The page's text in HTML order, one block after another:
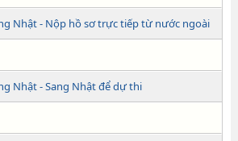
Nhật - Nộp hồ sơ trực tiếp từ nước ngoài
Nhật - Sang Nhật để dự thi